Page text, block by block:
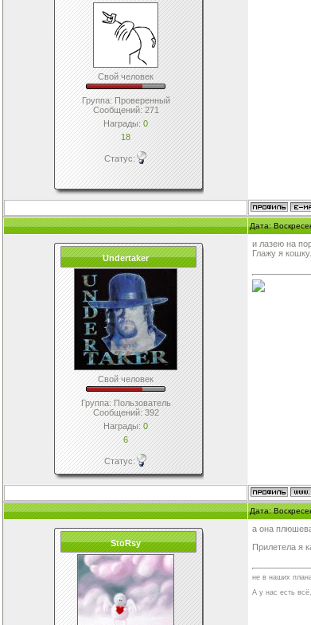
Свой человек
Группа: Проверенный
Сообщений:271
Награды:0
18
Статус:
Дата:
Undertaker
Свой человек
Группа: Пользователь
Сообщений:392
Награды:0
6
Статус:
и лазею на
Глажу я
Дата:
StoRsy
а она
Прилетела я
не в наших
А у нас есть